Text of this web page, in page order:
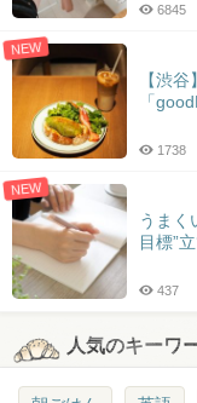
6845
NEW
【渋
「
1738
NEW
うまく
目標”
437
人気のキーワ